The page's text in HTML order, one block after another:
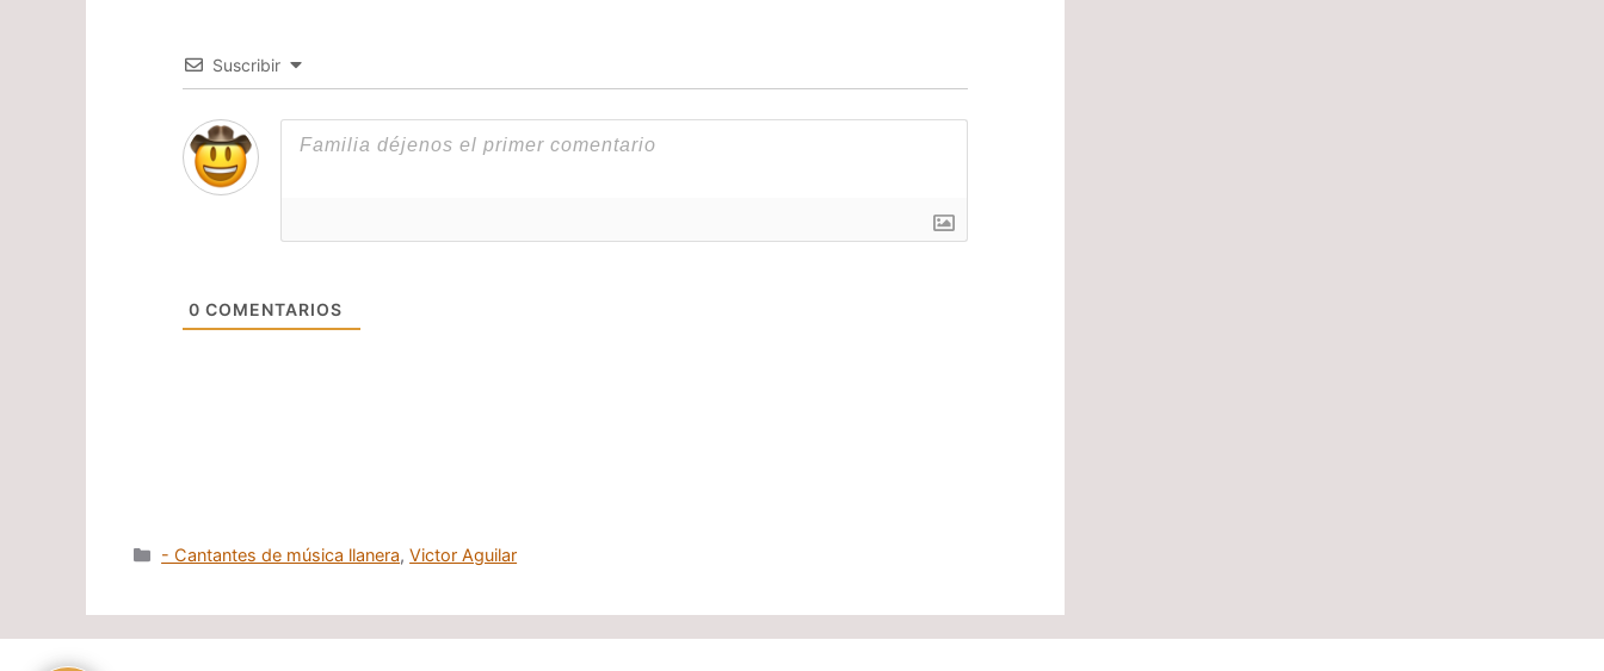
Suscribir
0 COMENTARIOS
Categorías
- Cantantes de música llanera,Victor Aguilar